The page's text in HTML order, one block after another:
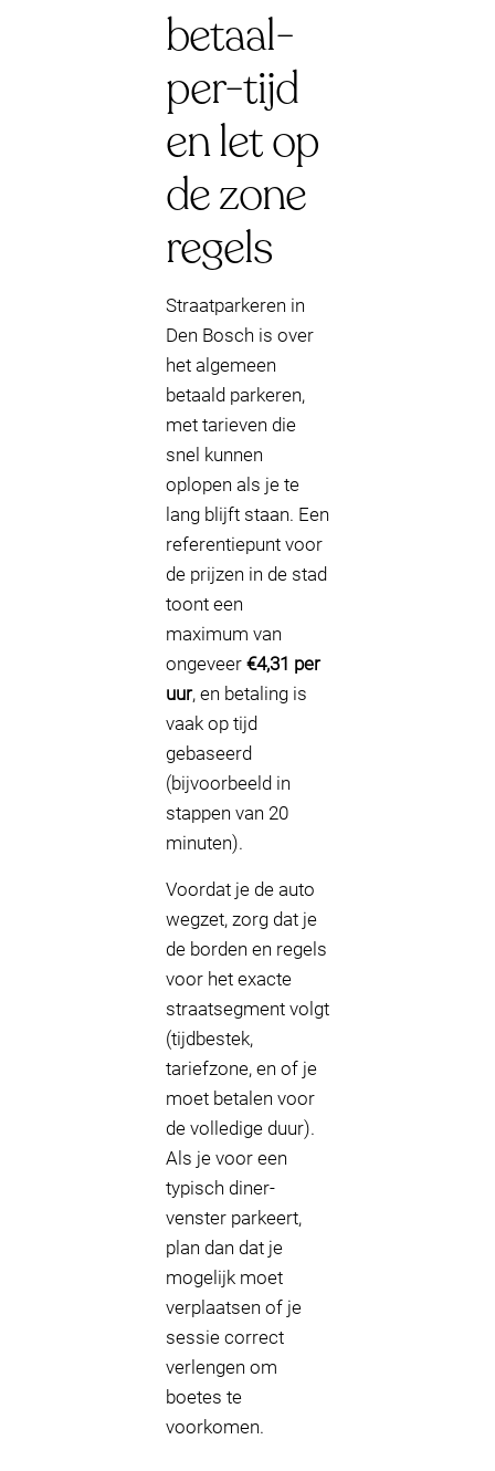
betaal-
per-tijd
en let op
de zone
regels
Straatparkeren in
Den Bosch is over
het algemeen
betaald parkeren,
met tarieven die
snel kunnen
oplopen als je te
lang blijft staan. Een
referentiepunt voor
de prijzen in de stad
toont een
maximum van
ongeveer €4,31 per
uur, en betaling is
vaak op tijd
gebaseerd
(bijvoorbeeld in
stappen van 20
minuten).
Voordat je de auto
wegzet, zorg dat je
de borden en regels
voor het exacte
straatsegment volgt
(tijdbestek,
tariefzone, en of je
moet betalen voor
de volledige duur).
Als je voor een
typisch diner-
venster parkeert,
plan dan dat je
mogelijk moet
verplaatsen of je
sessie correct
verlengen om
boetes te
voorkomen.